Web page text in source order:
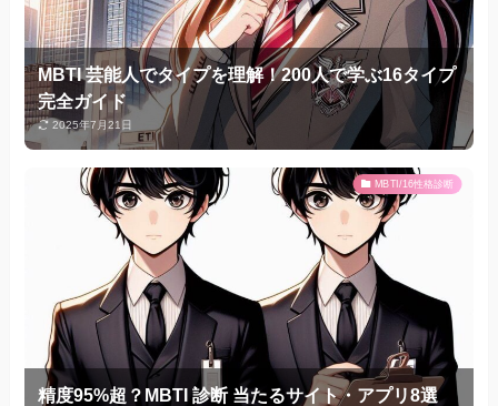
MBTI 芸能人でタイプを理解！200人で学ぶ16タイプ
完全ガイド
2025年7月21日
MBTI/16性格診断
精度95%超？MBTI 診断 当たるサイト・アプリ8選